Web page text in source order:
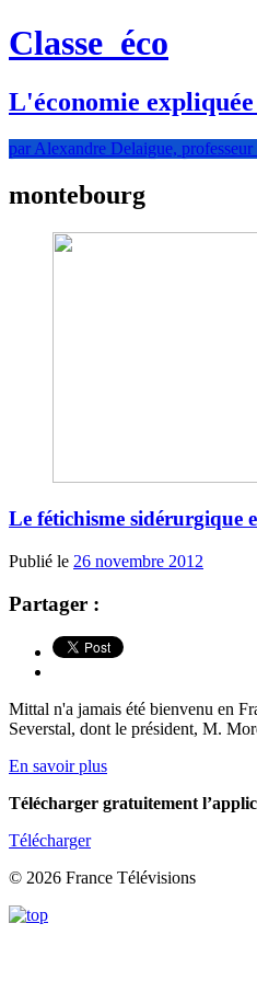
Classe éco
L'économie
par Alexandre Delaigue,
montebourg
Le fétichisme sidérurgique
Publié le 26 novembre 2012
Partager :
Mittal n'a jamais été bienvenu en
Severstal, dont le président, M.
En savoir plus
Télécharger gratuitement
Télécharger
© 2026 France Télévisions